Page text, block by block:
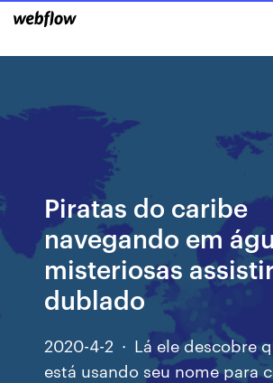
Piratas do caribe
navegando em
misteriosas
dublado
2020-4-2 · Lá ele descobre
está usando seu nome para